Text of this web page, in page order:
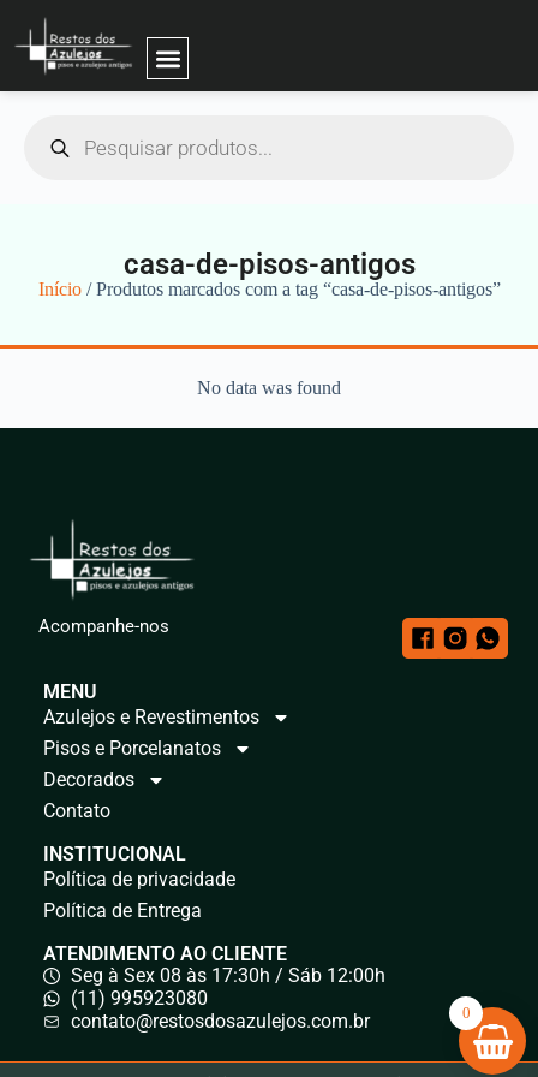
casa-de-pisos-antigos
Início/ Produtos marcados com a tag “casa-de-pisos-antigos”
No data was found
Acompanhe-nos
MENU
Azulejos e Revestimentos
Pisos e Porcelanatos
Decorados
Contato
INSTITUCIONAL
Política de privacidade
Política de Entrega
ATENDIMENTO AO CLIENTE
Seg à Sex 08 às 17:30h / Sáb 12:00h
(11) 995923080
contato@restosdosazulejos.com.br
0